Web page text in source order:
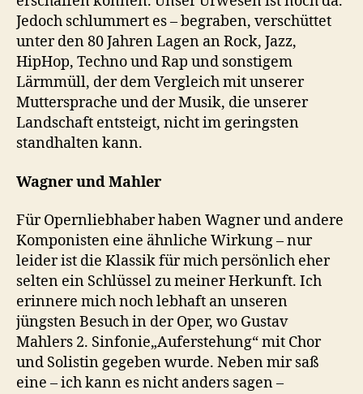
Jedoch schlummert es – begraben, verschüttet
unter den 80 Jahren Lagen an Rock, Jazz,
HipHop, Techno und Rap und sonstigem
Lärmmüll, der dem Vergleich mit unserer
Muttersprache und der Musik, die unserer
Landschaft entsteigt, nicht im geringsten
standhalten kann.
Wagner und Mahler
Für Opernliebhaber haben Wagner und andere
Komponisten eine ähnliche Wirkung – nur
leider ist die Klassik für mich persönlich eher
selten ein Schlüssel zu meiner Herkunft. Ich
erinnere mich noch lebhaft an unseren
jüngsten Besuch in der Oper, wo Gustav
Mahlers 2. Sinfonie„Auferstehung“ mit Chor
und Solistin gegeben wurde. Neben mir saß
eine – ich kann es nicht anders sagen –